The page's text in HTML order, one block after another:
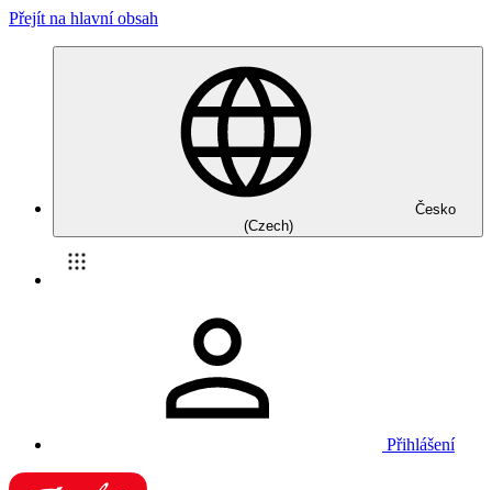
Přejít na hlavní obsah
Česko
(Czech)
Přihlášení